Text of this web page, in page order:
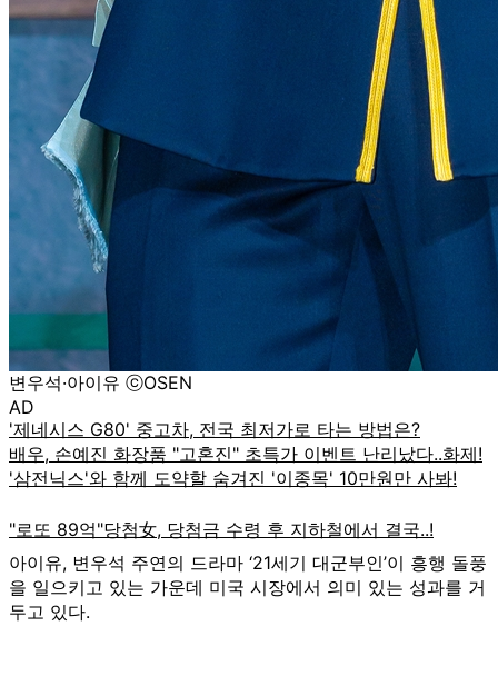
변우석·아이유 ⓒOSEN
AD
아이유, 변우석 주연의 드라마 ‘21세기 대군부인’이 흥행 돌풍
을 일으키고 있는 가운데 미국 시장에서 의미 있는 성과를 거
두고 있다.